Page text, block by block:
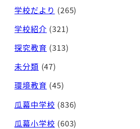
学校だより (265)
学校紹介 (321)
探究教育 (313)
未分類 (47)
環境教育 (45)
瓜幕中学校 (836)
瓜幕小学校 (603)